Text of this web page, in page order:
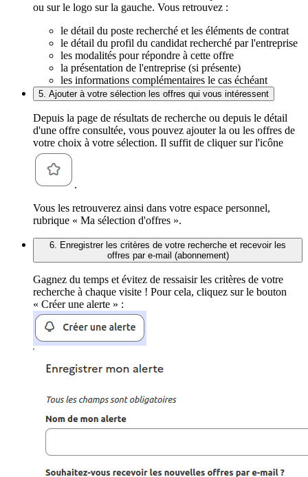
ou sur le logo sur la gauche. Vous retrouvez :
le détail du poste recherché et les éléments de contrat
le détail du profil du candidat recherché par l'entreprise
les modalités pour répondre à cette offre
la présentation de l'entreprise (si présente)
les informations complémentaires le cas échéant
5. Ajouter à votre sélection les offres qui vous intéressent
Depuis la page de résultats de recherche ou depuis le détail
d'une offre consultée, vous pouvez ajouter la ou les offres de
votre choix à votre sélection. Il suffit de cliquer sur l'icône
.
Vous les retrouverez ainsi dans votre espace personnel,
rubrique « Ma sélection d'offres ».
6. Enregistrer les critères de votre recherche et recevoir les
offres par e-mail (abonnement)
Gagnez du temps et évitez de ressaisir les critères de votre
recherche à chaque visite ! Pour cela, cliquez sur le bouton
« Créer une alerte » :